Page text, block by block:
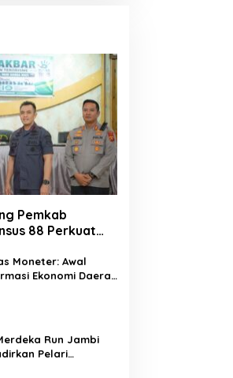
Pemkab
88 Perkuat
Moneter: Awal
Ekonomi Daerah
Run Jambi
Pelari